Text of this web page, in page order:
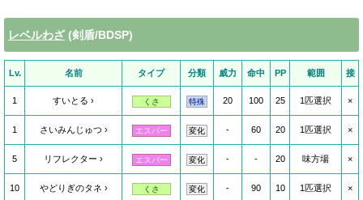
レベルわざ(剣盾/BDSP)
Lv. 名前 タイプ 分類 威力 命中 PP 範囲 接
1 すいとる くさ 特殊 20 100 25 1匹選択 ×
1 さいみんじゅつ エスパー 変化 - 60 20 1匹選択 ×
5 リフレクター エスパー 変化 - - 20 味方場 ×
10 やどりぎのタネ くさ 変化 - 90 10 1匹選択 ×